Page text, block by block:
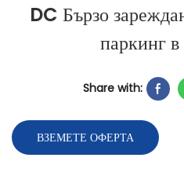
DC Бързо
паркинг
Share with:
ВЗЕМЕТЕ ОФЕРТА